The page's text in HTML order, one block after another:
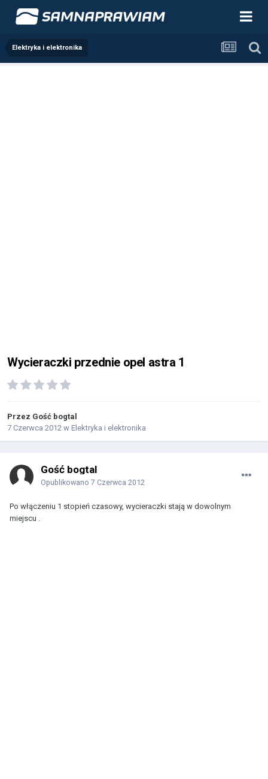
Elektryka i elektronika
Wycieraczki przednie opel astra 1
Przez Gość bogtal
7 Czerwca 2012 w Elektryka i elektronika
Gość bogtal
Opublikowano 7 Czerwca 2012
Po włączeniu 1 stopień czasowy, wycieraczki stają w dowolnym
miejscu .